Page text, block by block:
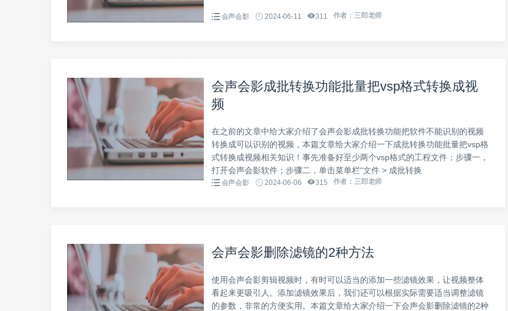
会声会影 2024-06-11 311 作者：三郎老师
会声会影成批转换功能批量把vsp格式转换成视
频
在之前的文章中给大家介绍了会声会影成批转换功能把软件不能识别的视频
转换成可以识别的视频，本篇文章给大家介绍一下成批转换功能批量把vsp格
式转换成视频相关知识！事先准备好至少两个vsp格式的工程文件；步骤一，
打开会声会影软件；步骤二，单击菜单栏“文件 > 成批转换
会声会影 2024-06-06 315 作者：三郎老师
会声会影删除滤镜的2种方法
使用会声会影剪辑视频时，有时可以适当的添加一些滤镜效果，让视频整体
看起来更吸引人。添加滤镜效果后，我们还可以根据实际需要适当调整滤镜
的参数，非常的方便实用。本篇文章给大家介绍一下会声会影删除滤镜的2种